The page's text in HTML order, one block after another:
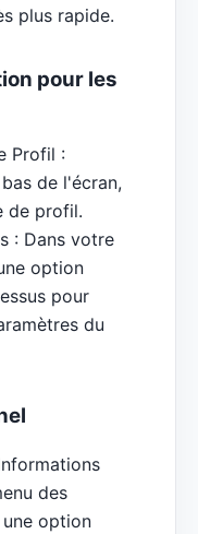
plus rapide.
pour les
Profil :
de l'écran,
de profil.
: Dans votre
option
pour
du
des
option